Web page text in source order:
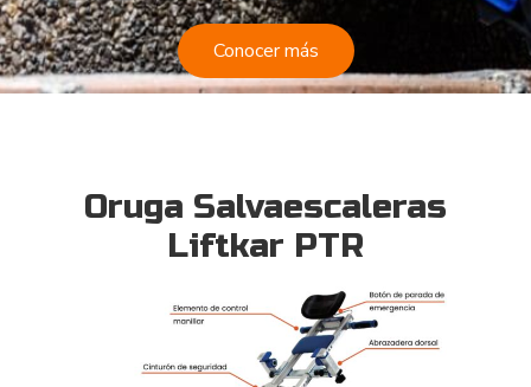
Conocer más
Oruga Salvaescaleras
Liftkar PTR